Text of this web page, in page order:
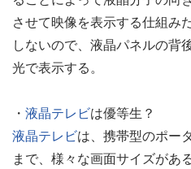
させて映像を表示する仕組み
しないので、液晶パネルの背
光で表示する。
・ 液晶テレビは優等生？
液晶テレビは、携帯型のポー
まで、様々な画面サイズがあ